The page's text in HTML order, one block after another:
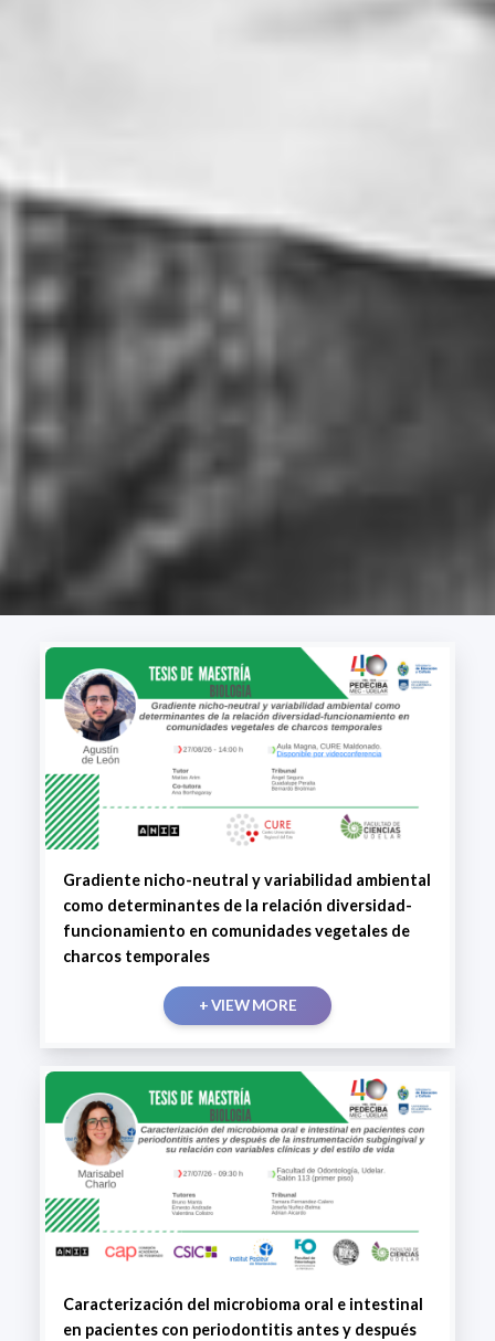
Gradiente nicho-neutral y variabilidad ambiental
como determinantes de la relación diversidad-
funcionamiento en comunidades vegetales de
charcos temporales
+ VIEW MORE
Caracterización del microbioma oral e intestinal
en pacientes con periodontitis antes y después